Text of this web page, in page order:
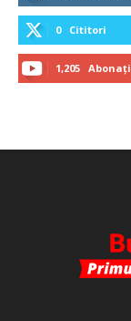
0 Cititori
1,205 Abonați